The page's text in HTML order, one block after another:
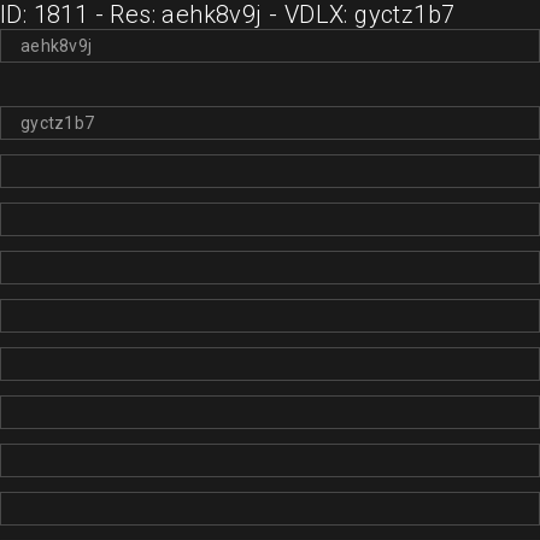
ID: 1811 - Res: aehk8v9j - VDLX: gyctz1b7